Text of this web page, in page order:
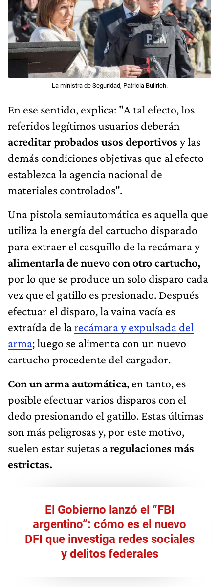
La ministra de Seguridad, Patricia Bullrich.
En ese sentido, explica: "A tal efecto, los
referidos legítimos usuarios deberán
acreditar probados usos deportivos y las
demás condiciones objetivas que al efecto
establezca la agencia nacional de
materiales controlados".
Unapistola semiautomática es aquella que
utiliza la energía del cartucho disparado
para extraer el casquillo de la recámara y
alimentarla de nuevo con otro cartucho,
por lo que se produce un solo disparo cada
vez que el gatillo es presionado. Después
efectuar el disparo, la vaina vacía es
extraída de larecámara y expulsada del
arma; luego se alimenta con un nuevo
cartucho procedente del cargador.
Con un arma automática, en tanto, es
posible efectuar varios disparos con el
dedo presionando el gatillo. Estas últimas
son más peligrosas y, por este motivo,
suelen estar sujetas aregulaciones más
estrictas.
El Gobierno lanzó el “FBI
argentino”: cómo es el nuevo
DFI que investiga redes sociales
y delitos federales​